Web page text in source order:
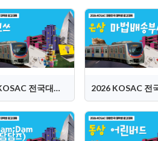
2026 KOSAC 전국대회 금상 (보쓰)